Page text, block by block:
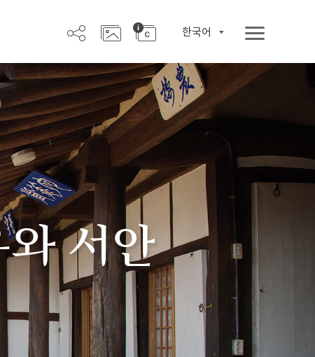
한국어
서안